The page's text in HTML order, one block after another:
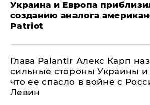
Украина и Европа
созданию аналога
Patriot
Глава Palantir Алекс Карп
сильные стороны Украины и
что ее спасло в войне с
Левин